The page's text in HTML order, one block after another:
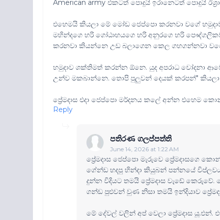
American army එකටත් පොදුයි ඉරානෙටත් පොදුයි
එහෙමයි කියලා මේ මෝඩ ජෙප්පො කරනවා වගේ
මහින්දගෙ හරි ගෝඨාභයගෙ හරි අනුරගෙ හරි
කරනවා කියන්නෙ උඩ බලාගෙන කෙල ගහගන්නවා
හමුදාව ශක්තිමත් කරන්න ඕනෙ. යුද අපරාධ චෝදනා
උන්ව මකබාන්නෙ. තොපි පුලුවන් දෙයක් කරපන්"
ප්‍රේමදාස එදා ජෙප්පො මර්දනය කලේ අන්න එහෙම
Reply
පතිරණ ගලප්පත්ති
June 14, 2026 at 1:22 AM
ප්‍රේමදාස ජෙප්පො මැරුවෙ ප්‍රේමදාසගෙ
ගේන්ඩ හදපු හින්දා කියුබන් පන්නයේ
දුන්න විදියට තමයි ප්‍රේමදාස වැඩේ
ගන්ඩ පුළුවන් වුණ නිසා තමයි ඉන්දියාව
මේ දේවල් වලින් අප් වෙලා ප්‍රේමදාස